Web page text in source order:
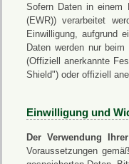
Sofern Daten in einem
(EWR)) verarbeitet
Einwilligung, aufgrund
Daten werden nur
(Offiziell anerkannte
Shield") oder offiziell
Einwilligung und
Der Verwendung
Voraussetzungen